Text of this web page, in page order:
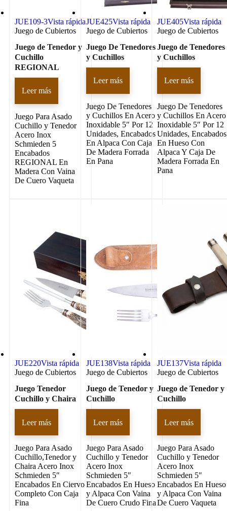
JUE109-3Vista rápida
Juego de Cubiertos
Juego de Tenedor y
Cuchillo
REGIONAL
Leer más
Juego Para Asado
Cuchillo y Tenedor
Acero Inox
Schmieden 5
Encabados
REGIONAL En
Madera Con Vaina
De Cuero Vaqueta
JUE425Vista rápida
Juego de Cubiertos
Juego De Tenedores
y Cuchillos
Leer más
Juego De Tenedores
y Cuchillos En Acero
Inoxidable 5″ Por 12
Unidades, Encabados
En Alpaca Con Caja
De Madera Forrada
En Pana
JUE405Vista rápida
Juego de Cubiertos
Juego de Tenedores
y Cuchillos
Leer más
Juego De Tenedores
y Cuchillos En Acero
Inoxidable 5″ Por 12
Unidades, Encabados
En Hueso Con
Alpaca Y Caja De
Madera Forrada En
Pana
JUE220Vista rápida
Juego de Cubiertos
Juego Tenedor
Cuchillo y Chaira
Leer más
Juego Para Asado
Cuchillo,Tenedor y
Chaira Acero Inox
Schmieden 5″
Encabados En Ciervo
Completo Con Caja
Fina
JUE138Vista rápida
Juego de Cubiertos
Juego de Tenedor y
Cuchillo
Leer más
Juego Para Asado
Cuchillo y Tenedor
Acero Inox
Schmieden 5″
Encabados En Hueso
y Alpaca Con Vaina
De Cuero Crudo Fina
JUE137Vista rápida
Juego de Cubiertos
Juego de Tenedor y
Cuchillo
Leer más
Juego Para Asado
Cuchillo y Tenedor
Acero Inox
Schmieden 5″
Encabados En Hueso
y Alpaca Con Vaina
De Cuero Vaqueta